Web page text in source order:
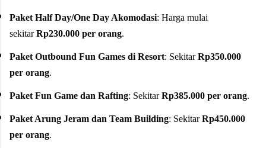
Paket Half Day/One Day Akomodasi: Harga mulai
sekitarRp230.000 per orang.
Paket Outbound Fun Games di Resort: SekitarRp350.000
per orang.
Paket Fun Game dan Rafting: SekitarRp385.000 per orang.
Paket Arung Jeram dan Team Building: SekitarRp450.000
per orang.